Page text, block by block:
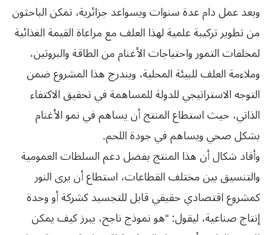
وبعد عمل دام عدة سنوات وبسواعد جزائرية، تمكن الباحثون
من تطوير تركيبة علمية لهذا العلف مع مراعاة القيمة الغذائية
لمخلفات التمور واحتياجات الأغنام من الطاقة والبروتين،
وملاءمة العلف للبيئة المحلية، ويندرج هذا المشروع ضمن
التوجه الاستراتيجي للدولة للمساهمة في تحقيق الاكتفاء
الذاتي، حيث استطاع المنتج أن يساهم في نمو الأغنام
بشكل صحي ويساهم في جودة اللحم.
وأفاد شكال أن هذا المنتج بفضل دعم السلطات العمومية
والتنسيق بين مختلف القطاعات، استطاع أن يرى النور
كمشروع اقتصادي حقيقي قابل للتجسيد كشركة أو وحدة
إنتاج صناعية، ليقول: “هو نموذج ناجح، يبرز كيف يمكن